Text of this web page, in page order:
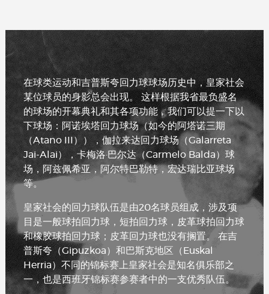
在球类运动和吉普斯夸回力球球场历史中，皇家社会
某位球员的身影总会出现。 这样根据我省最负盛名
的球场的开幕典礼和其各项功能，我们可以提一下以
下球场：阿诺埃塔回力球场（如今的阿塔诺三期
（Atano III）），伽拉来达回力球场（Galarreta
Jai-Alai），卡梅洛·巴尔达（Carmelo Balda）球
场，阿兹佩希亚，阿尔特巴勒特，宏达瑞比亚球场
等。
皇家社会的回力球队伍是由20名球员组成，涉及项
目是一般球拍回力球，短拍回力球，皮革球拍回力球
和橡胶球拍回力球；皮革回力球也没有搁置。 在吉
普斯夸（Gipuzkoa）和巴斯克地区（Euskal
Herria）不同的锦标赛上皇家社会是知名俱乐部之
一，也是西班牙锦标赛参赛者中的一支优秀队伍。